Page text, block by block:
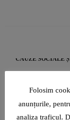
CAUZE SOCIALE
Folosim
anunțurile,
analiza traficul.